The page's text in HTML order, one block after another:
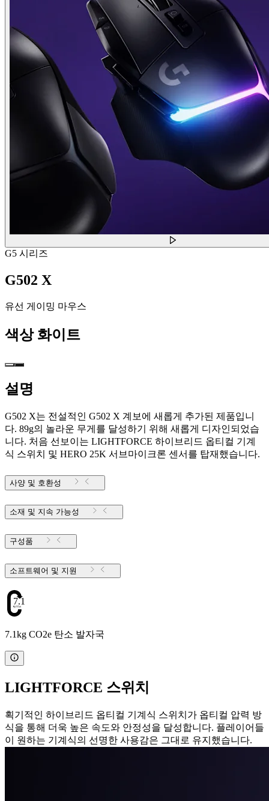
G5 시리즈
G502 X
유선 게이밍 마우스
색상 화이트
설명
G502 X는 전설적인 G502 X 계보에 새롭게 추가된 제품입니
다. 89g의 놀라운 무게를 달성하기 위해 새롭게 디자인되었습
니다. 처음 선보이는 LIGHTFORCE 하이브리드 옵티컬 기계
식 스위치 및 HERO 25K 서브마이크론 센서를 탑재했습니다.
사양 및 호환성
소재 및 지속 가능성
구성품
소프트웨어 및 지원
7.1
7.1kg CO2e 탄소 발자국
LIGHTFORCE 스위치
획기적인 하이브리드 옵티컬 기계식 스위치가 옵티컬 압력 방
식을 통해 더욱 높은 속도와 안정성을 달성합니다. 플레이어들
이 원하는 기계식의 선명한 사용감은 그대로 유지했습니다.